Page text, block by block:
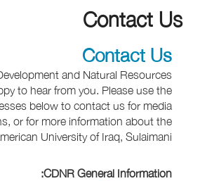
Contact Us
Contact Us
and Natural Resources
to hear from you. Please use the
below to contact us for media
or for more information about the
University of Iraq, Sulaimani.
CDNR General Information: